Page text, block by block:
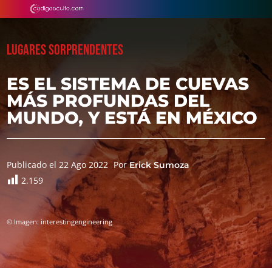
LUGARES SORPRENDENTES
ES EL SISTEMA DE CUEVAS
MÁS PROFUNDAS DEL
MUNDO, Y ESTÁ EN MÉXICO
Publicado el 22 Ago 2022 PorErick Sumoza
2.159
© Imagen: interestingengineering